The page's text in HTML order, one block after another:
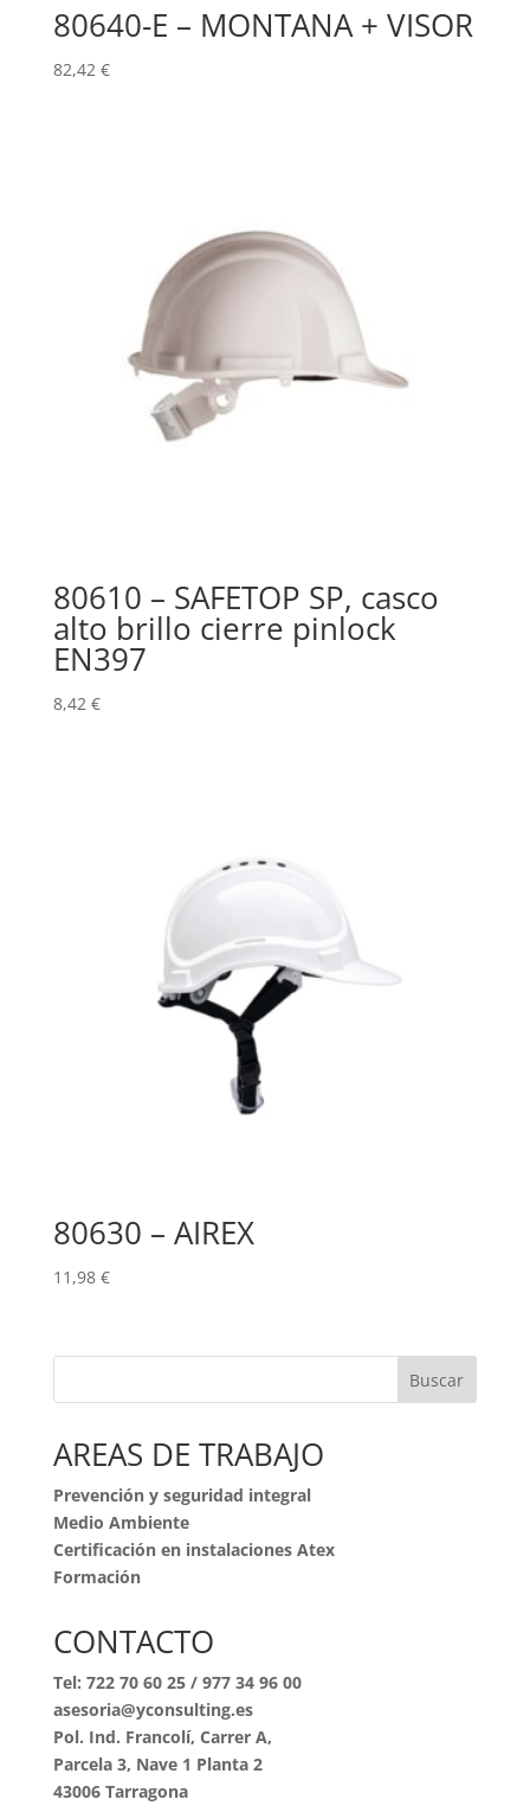
80640-E – MONTANA + VISOR
82,42 €
80610 – SAFETOP SP, casco
alto brillo cierre pinlock
EN397
8,42 €
80630 – AIREX
11,98 €
Buscar
AREAS DE TRABAJO
Prevención y seguridad integral
Medio Ambiente
Certificación en instalaciones Atex
Formación
CONTACTO
Tel: 722 70 60 25/ 977 34 96 00
asesoria@yconsulting.es
Pol. Ind. Francolí, Carrer A,
Parcela 3, Nave 1 Planta 2
43006 Tarragona